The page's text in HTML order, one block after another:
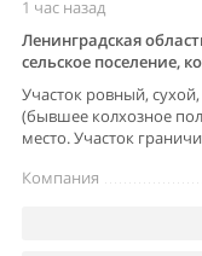
1 час назад
Ленинградская
сельское поселение,
Участок ровный,
(бывшее колхозное
место. Участок
Компания